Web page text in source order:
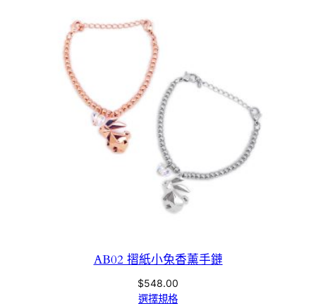
AB02 摺紙小兔香薰手鏈
$548.00
選擇規格